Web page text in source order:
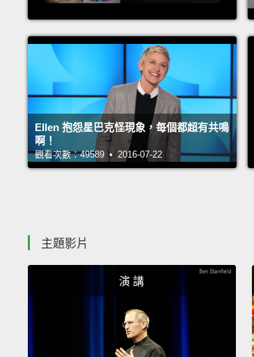
Ellen 抱怨星巴克怪現象，每個都超有共鳴
啊！
觀看次數：49589 • 2016-07-22
主題影片
演 講